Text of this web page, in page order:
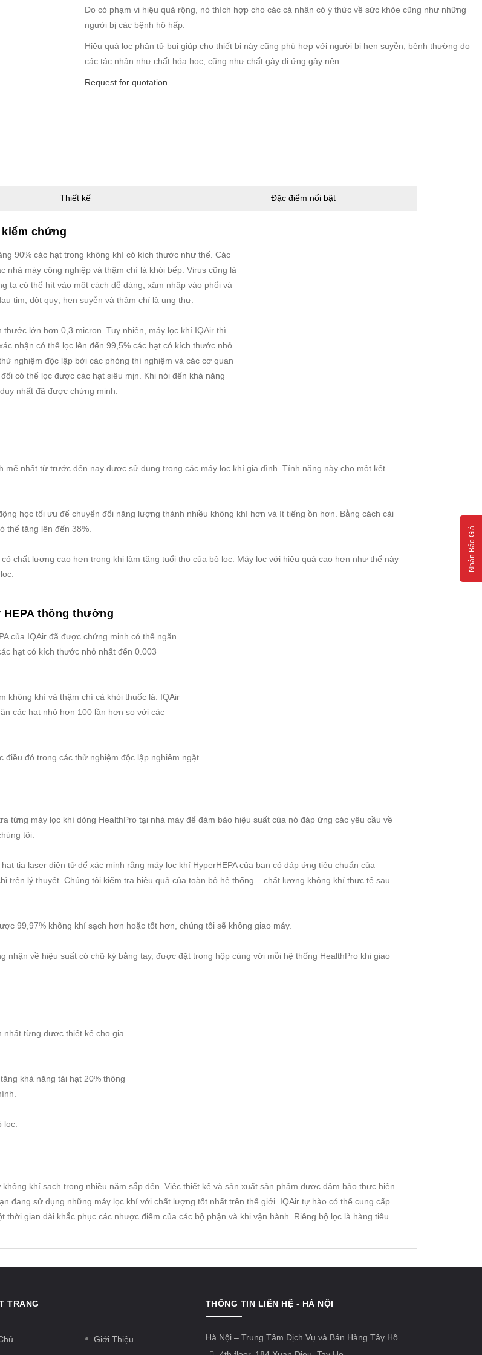
Do có phạm vi hiệu quả rộng, nó thích hợp cho các cá nhân có ý thức về sức khỏe cũng như những
người bị các bệnh hô hấp.
Hiệu quả lọc phân tử bụi giúp cho thiết bị này cũng phù hợp với người bị hen suyễn, bệnh thường do
các tác nhân như chất hóa học, cũng như chất gây dị ứng gây nên.
Request for quotation
Thiết kế Đặc điểm nổi bật
chứng
90% các hạt trong không khí có kích thước như thế. Các
nhà máy công nghiệp và thậm chí là khói bếp. Virus cũng là
ta có thể hít vào một cách dễ dàng, xâm nhập vào phổi và
tim, đột quỵ, hen suyễn và thậm chí là ung thư.
lớn hơn 0,3 micron. Tuy nhiên, máy lọc khí IQAir thì
nhận có thể lọc lên đến 99,5% các hạt có kích thước nhỏ
nghiệm độc lập bởi các phòng thí nghiệm và các cơ quan
có thể lọc được các hạt siêu mịn. Khi nói đến khả năng
nhất đã được chứng minh.
mẽ nhất từ trước đến nay được sử dụng trong các máy lọc khí gia đình. Tính năng này cho một kết
học tối ưu để chuyển đổi năng lượng thành nhiều không khí hơn và ít tiếng ồn hơn. Bằng cách cải
thể tăng lên đến 38%.
chất lượng cao hơn trong khi làm tăng tuổi thọ của bộ lọc. Máy lọc với hiệu quả cao hơn như thế này
thông thường
của IQAir đã được chứng minh có thể ngăn
hạt có kích thước nhỏ nhất đến 0.003
không khí và thậm chí cả khói thuốc lá. IQAir
các hạt nhỏ hơn 100 lần hơn so với các
đó trong các thử nghiệm độc lập nghiêm ngặt.
từng máy lọc khí dòng HealthPro tại nhà máy để đảm bảo hiệu suất của nó đáp ứng các yêu cầu về
tôi.
tia laser điện tử để xác minh rằng máy lọc khí HyperHEPA của bạn có đáp ứng tiêu chuẩn của
trên lý thuyết. Chúng tôi kiểm tra hiệu quả của toàn bộ hệ thống – chất lượng không khí thực tế sau
99,97% không khí sạch hơn hoặc tốt hơn, chúng tôi sẽ không giao máy.
nhận về hiệu suất có chữ ký bằng tay, được đặt trong hộp cùng với mỗi hệ thống HealthPro khi giao
nhất từng được thiết kế cho gia
khả năng tải hạt 20% thông
lọc.
khí sạch trong nhiều năm sắp đến. Việc thiết kế và sản xuất sản phẩm được đảm bảo thực hiện
đang sử dụng những máy lọc khí với chất lượng tốt nhất trên thế giới. IQAir tự hào có thể cung cấp
gian dài khắc phục các nhược điểm của các bộ phận và khi vận hành. Riêng bộ lọc là hàng tiêu
TRANG
Giới Thiệu
THÔNG TIN LIÊN HỆ - HÀ NỘI
Hà Nội – Trung Tâm Dịch Vụ và Bán Hàng Tây Hồ
Nhận Báo Giá